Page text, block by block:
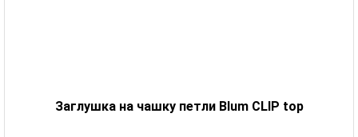
Заглушка на чашку петли Blum CLIP top